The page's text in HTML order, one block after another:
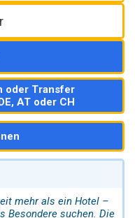
oder Transfer
AT oder CH
mehr als ein Hotel –
Besondere suchen. Die